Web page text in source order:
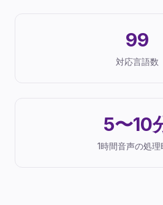
99
対応言語数
5〜10
1時間音声の処理